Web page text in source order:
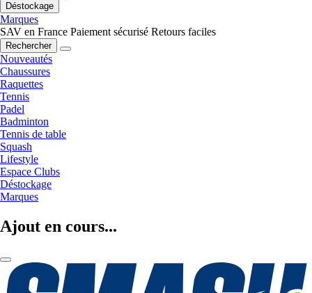
Déstockage
Marques
SAV en France Paiement sécurisé Retours faciles
Rechercher
Nouveautés
Chaussures
Raquettes
Tennis
Padel
Badminton
Tennis de table
Squash
Lifestyle
Espace Clubs
Déstockage
Marques
Ajout en cours...